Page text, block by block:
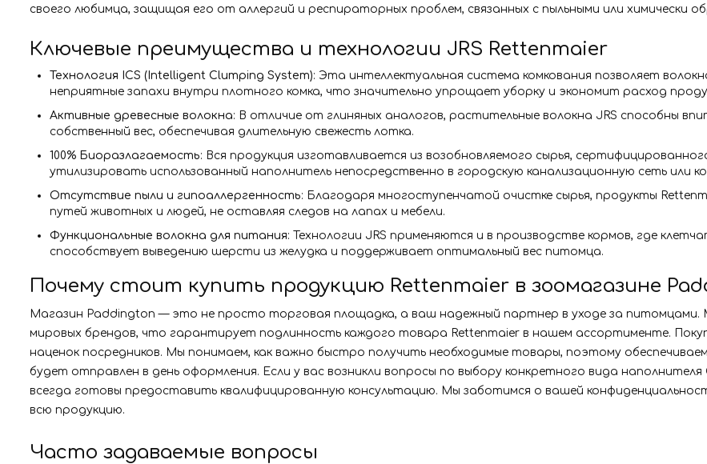
своего любимца, защищая его от аллергий и респираторных проблем, связанных с пыльными или химически
Ключевые преимущества и технологии JRS Rettenmaier
Технология ICS (Intelligent Clumping System): Эта интеллектуальная система комкования позволяет
неприятные запахи внутри плотного комка, что значительно упрощает уборку и экономит расход
Активные древесные волокна: В отличие от глиняных аналогов, растительные волокна JRS способны
собственный вес, обеспечивая длительную свежесть лотка.
100% Биоразлагаемость: Вся продукция изготавливается из возобновляемого сырья,
утилизировать использованный наполнитель непосредственно в городскую канализационную сеть или
Отсутствие пыли и гипоаллергенность: Благодаря многоступенчатой очистке сырья, продукты
путей животных и людей, не оставляя следов на лапах и мебели.
Функциональные волокна для питания: Технологии JRS применяются и в производстве кормов, где
способствует выведению шерсти из желудка и поддерживает оптимальный вес питомца.
Почему стоит купить продукцию Rettenmaier в зоомагазине
Магазин Paddington — это не просто торговая площадка, а ваш надежный партнер в уходе за питомцами.
мировых брендов, что гарантирует подлинность каждого товара Rettenmaier в нашем ассортименте.
наценок посредников. Мы понимаем, как важно быстро получить необходимые товары, поэтому
будет отправлен в день оформления. Если у вас возникли вопросы по выбору конкретного вида
всегда готовы предоставить квалифицированную консультацию. Мы заботимся о вашей
всю продукцию.
Часто задаваемые вопросы